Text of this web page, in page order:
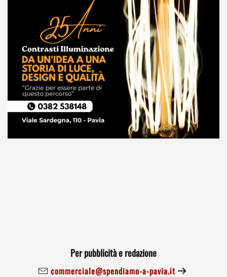
Per pubblicità e redazione
commerciale@spendiamo-a-pavia.it